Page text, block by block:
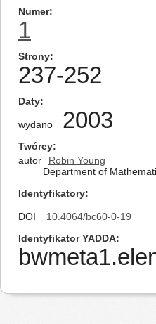
Numer
1
Strony
237-252
Daty
wydano 2003
Twórcy
autor
Robin Young
Department of
Identyfikatory
DOI
10.4064/bc60-0-19
Identyfikator YADDA